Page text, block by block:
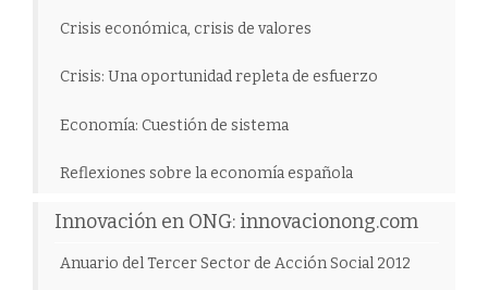
Crisis económica, crisis de valores
Crisis: Una oportunidad repleta de esfuerzo
Economía: Cuestión de sistema
Reflexiones sobre la economía española
Innovación en ONG: innovacionong.com
Anuario del Tercer Sector de Acción Social 2012